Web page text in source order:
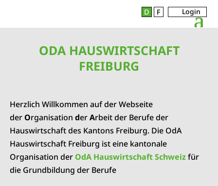
D F Login
ODA HAUSWIRTSCHAFT
FREIBURG
Herzlich Willkommen auf der Webseite
derOrganisation derArbeit der Berufe der
Hauswirtschaft des Kantons Freiburg. Die OdA
Hauswirtschaft Freiburg ist eine kantonale
Organisation der OdA Hauswirtschaft Schweizfür
die Grundbildung der Berufe